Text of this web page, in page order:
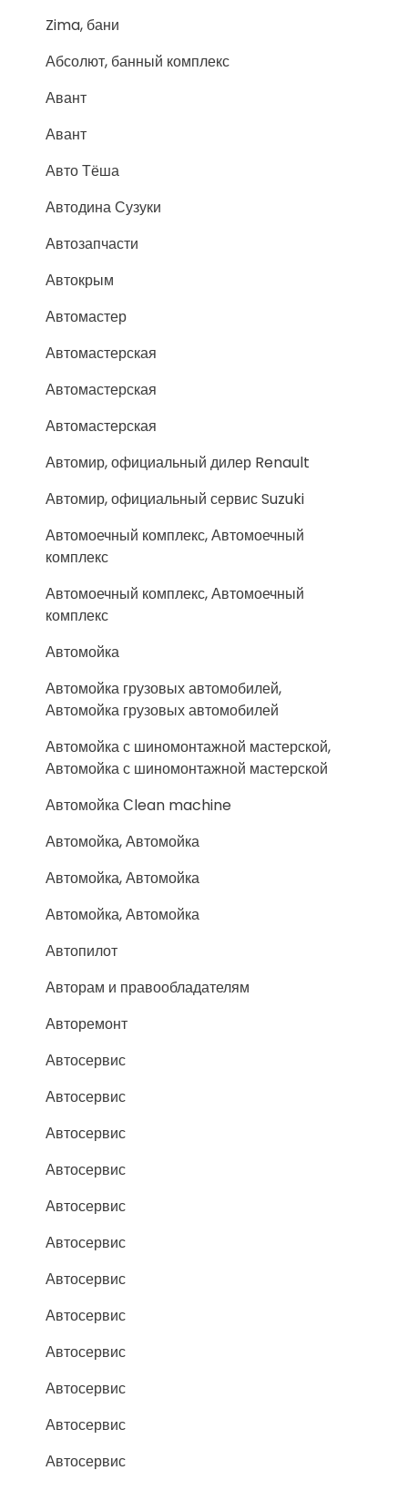
Zima, бани
Абсолют, банный комплекс
Авант
Авант
Авто Тёша
Автодина Сузуки
Автозапчасти
Автокрым
Автомастер
Автомастерская
Автомастерская
Автомастерская
Автомир, официальный дилер Renault
Автомир, официальный сервис Suzuki
Автомоечный комплекс, Автомоечный
комплекс
Автомоечный комплекс, Автомоечный
комплекс
Автомойка
Автомойка грузовых автомобилей,
Автомойка грузовых автомобилей
Автомойка с шиномонтажной мастерской,
Автомойка с шиномонтажной мастерской
Автомойка Сlean machine
Автомойка, Автомойка
Автомойка, Автомойка
Автомойка, Автомойка
Автопилот
Авторам и правообладателям
Авторемонт
Автосервис
Автосервис
Автосервис
Автосервис
Автосервис
Автосервис
Автосервис
Автосервис
Автосервис
Автосервис
Автосервис
Автосервис